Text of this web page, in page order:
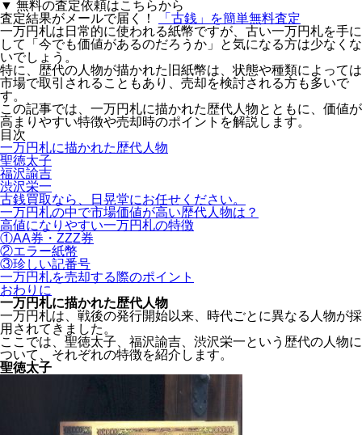
▼ 無料の査定依頼はこちらから
査定結果がメールで届く！
「古銭」を簡単無料査定
一万円札は日常的に使われる紙幣ですが、古い一万円札を手に
して「今でも価値があるのだろうか」と気になる方は少なくな
いでしょう。
特に、歴代の人物が描かれた旧紙幣は、状態や種類によっては
市場で取引されることもあり、売却を検討される方も多いで
す。
この記事では、 一万円札に描かれた歴代人物とともに、価値が
高まりやすい特徴や売却時のポイントを解説 します。
目次
一万円札に描かれた歴代人物
聖徳太子
福沢諭吉
渋沢栄一
古銭買取なら、日晃堂にお任せください。
一万円札の中で市場価値が高い歴代人物は？
高値になりやすい一万円札の特徴
①AA券・ZZZ券
②エラー紙幣
③珍しい記番号
一万円札を売却する際のポイント
おわりに
一万円札に描かれた歴代人物
一万円札は、戦後の発行開始以来、時代ごとに異なる人物が採
用されてきました。
ここでは、 聖徳太子、福沢諭吉、渋沢栄一という歴代の人物に
ついて、それぞれの特徴を紹介します。
聖徳太子